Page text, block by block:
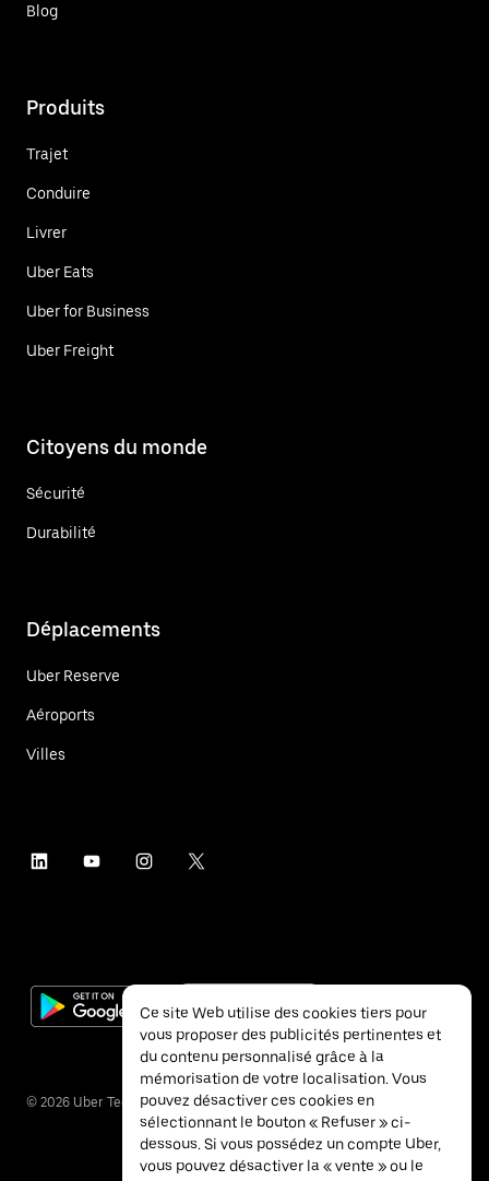
Blog
Produits
Trajet
Conduire
Livrer
Uber Eats
Uber for Business
Uber Freight
Citoyens du monde
Sécurité
Durabilité
Déplacements
Uber Reserve
Aéroports
Villes
© 2026 Uber Technologies Inc.
Ce site Web utilise des cookies tiers pour
vous proposer des publicités pertinentes et
du contenu personnalisé grâce à la
mémorisation de votre localisation. Vous
pouvez désactiver ces cookies en
sélectionnant le bouton « Refuser » ci-
dessous. Si vous possédez un compte Uber,
vous pouvez désactiver la « vente » ou le